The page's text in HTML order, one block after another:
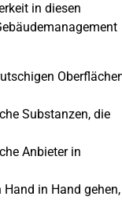
in diesen
Substanzen, die
Anbieter in
in Hand gehen,